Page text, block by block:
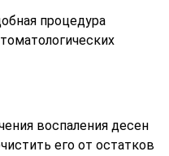
процедура
воспаления десен
его от остатков